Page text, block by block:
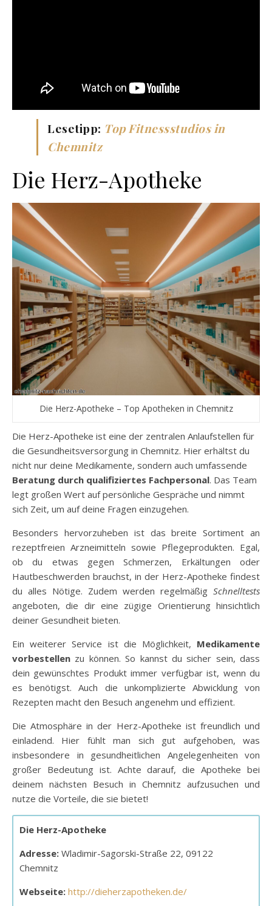
Lesetipp: Top Fitnessstudios in
Chemnitz
Die Herz-Apotheke
Die Herz-Apotheke – Top Apotheken in Chemnitz
Die Herz-Apotheke ist eine der zentralen Anlaufstellen für
die Gesundheitsversorgung in Chemnitz. Hier erhältst du
nicht nur deine Medikamente, sondern auch umfassende
Beratung durch qualifiziertes Fachpersonal. Das Team
legt großen Wert auf persönliche Gespräche und nimmt
sich Zeit, um auf deine Fragen einzugehen.
Besonders hervorzuheben ist das breite Sortiment an
rezeptfreien Arzneimitteln sowie Pflegeprodukten. Egal,
ob du etwas gegen Schmerzen, Erkältungen oder
Hautbeschwerden brauchst, in der Herz-Apotheke findest
du alles Nötige. Zudem werden regelmäßig Schnelltests
angeboten, die dir eine zügige Orientierung hinsichtlich
deiner Gesundheit bieten.
Ein weiterer Service ist die Möglichkeit, Medikamente
vorbestellen zu können. So kannst du sicher sein, dass
dein gewünschtes Produkt immer verfügbar ist, wenn du
es benötigst. Auch die unkomplizierte Abwicklung von
Rezepten macht den Besuch angenehm und effizient.
Die Atmosphäre in der Herz-Apotheke ist freundlich und
einladend. Hier fühlt man sich gut aufgehoben, was
insbesondere in gesundheitlichen Angelegenheiten von
großer Bedeutung ist. Achte darauf, die Apotheke bei
deinem nächsten Besuch in Chemnitz aufzusuchen und
nutze die Vorteile, die sie bietet!
Die Herz-Apotheke
Adresse: Wladimir-Sagorski-Straße 22, 09122
Chemnitz
Webseite: http://dieherzapotheken.de/